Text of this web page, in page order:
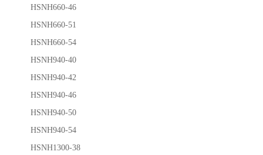
HSNH660-46
HSNH660-51
HSNH660-54
HSNH940-40
HSNH940-42
HSNH940-46
HSNH940-50
HSNH940-54
HSNH1300-38